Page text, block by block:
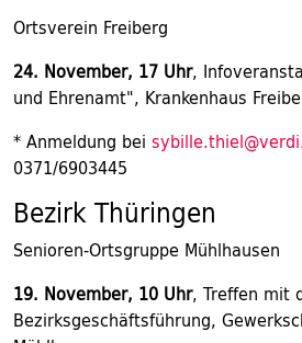
Ortsverein Freiberg
24. November, 17 Uhr,
und Ehrenamt", Krankenhaus
* Anmeldung bei
0371/6903445
Bezirk Thüringen
Senioren-Ortsgruppe Mühlhausen
19. November, 10 Uhr, Treffen mit
Bezirksgeschäftsführung,